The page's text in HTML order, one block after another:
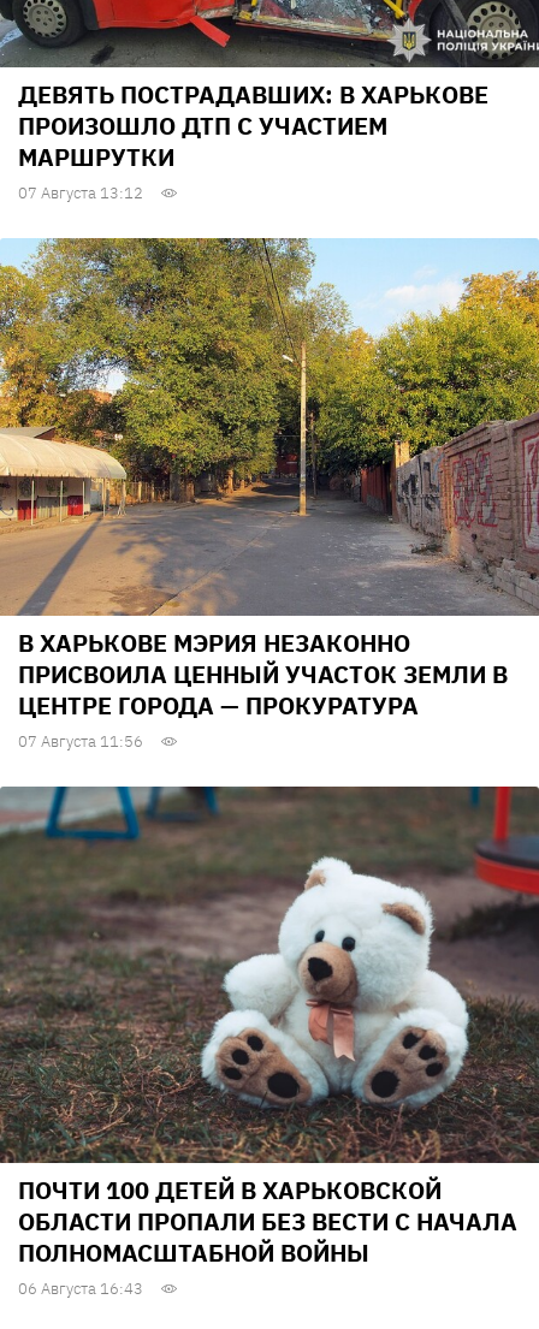
ДЕВЯТЬ ПОСТРАДАВШИХ: В ХАРЬКОВЕ
ПРОИЗОШЛО ДТП С УЧАСТИЕМ
МАРШРУТКИ
07 Августа 13:12
В ХАРЬКОВЕ МЭРИЯ НЕЗАКОННО
ПРИСВОИЛА ЦЕННЫЙ УЧАСТОК ЗЕМЛИ В
ЦЕНТРЕ ГОРОДА — ПРОКУРАТУРА
07 Августа 11:56
ПОЧТИ 100 ДЕТЕЙ В ХАРЬКОВСКОЙ
ОБЛАСТИ ПРОПАЛИ БЕЗ ВЕСТИ С НАЧАЛА
ПОЛНОМАСШТАБНОЙ ВОЙНЫ
06 Августа 16:43